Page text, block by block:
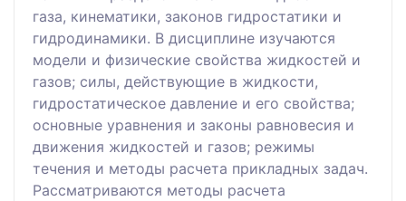
газа, кинематики, законов гидростатики и
гидродинамики. В дисциплине изучаются
модели и физические свойства жидкостей и
газов; силы, действующие в жидкости,
гидростатическое давление и его свойства;
основные уравнения и законы равновесия и
движения жидкостей и газов; режимы
течения и методы расчета прикладных задач.
Рассматриваются методы расчета